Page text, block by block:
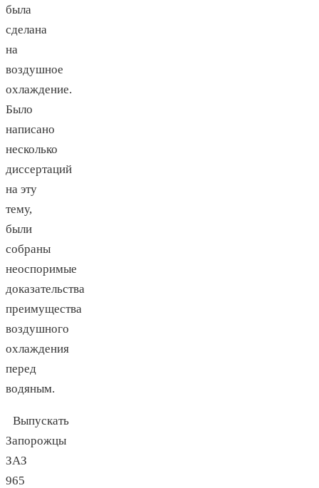
была
сделана
на
воздушное
охлаждение.
Было
написано
несколько
диссертаций
на эту
тему,
были
собраны
неоспоримые
доказательства
преимущества
воздушного
охлаждения
перед
водяным.
Выпускать
Запорожцы
ЗАЗ
965